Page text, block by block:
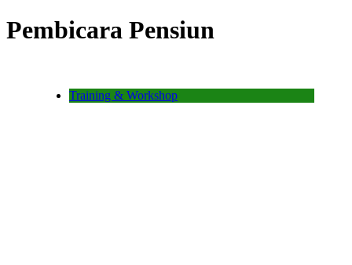
Pembicara Pensiun
Training & Workshop